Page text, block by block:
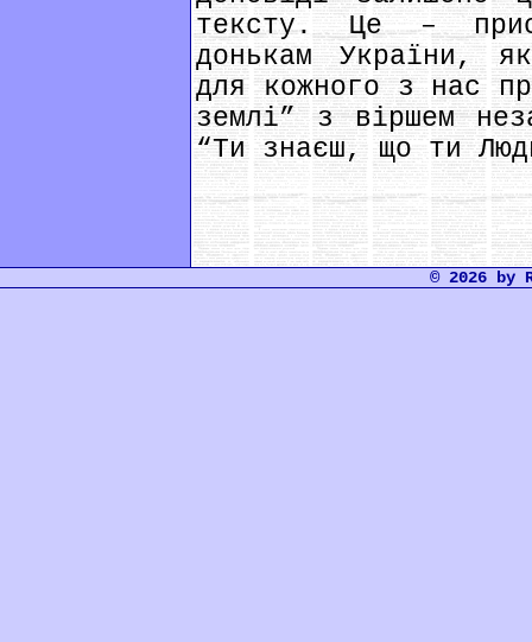
тексту. Це –
донькам України,
для кожного з нас
землі” з віршем
“Ти знаєш, що ти
© 2026 by